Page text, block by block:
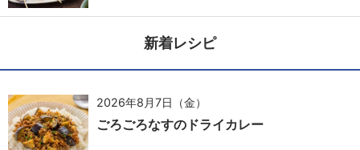
新着レシピ
2026年8月7日（金）
ごろごろなすのドライカレー